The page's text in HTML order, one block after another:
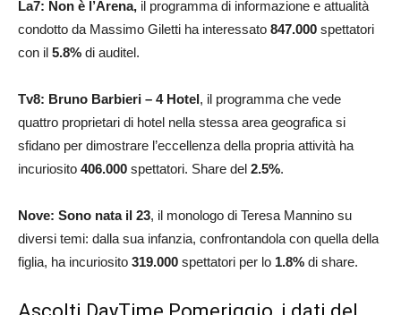
La7: Non è l’Arena, il programma di informazione e attualità
condotto da Massimo Giletti ha interessato 847.000 spettatori
con il 5.8% di auditel.
Tv8: Bruno Barbieri – 4 Hotel, il programma che vede
quattro proprietari di hotel nella stessa area geografica si
sfidano per dimostrare l’eccellenza della propria attività ha
incuriosito 406.000 spettatori. Share del 2.5%.
Nove: Sono nata il 23, il monologo di Teresa Mannino su
diversi temi: dalla sua infanzia, confrontandola con quella della
figlia, ha incuriosito 319.000 spettatori per lo 1.8% di share.